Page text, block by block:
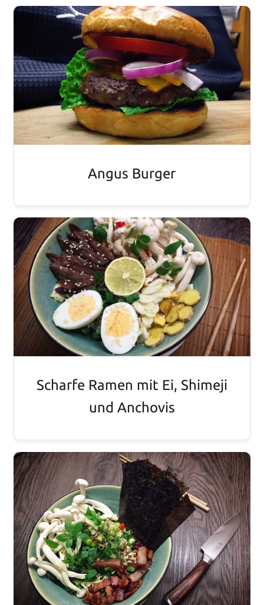
Angus Burger
Scharfe Ramen mit Ei, Shimeji
und Anchovis